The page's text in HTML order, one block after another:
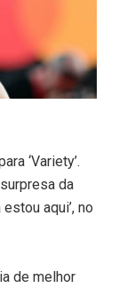
‘Variety’.
da
aqui’, no
de melhor